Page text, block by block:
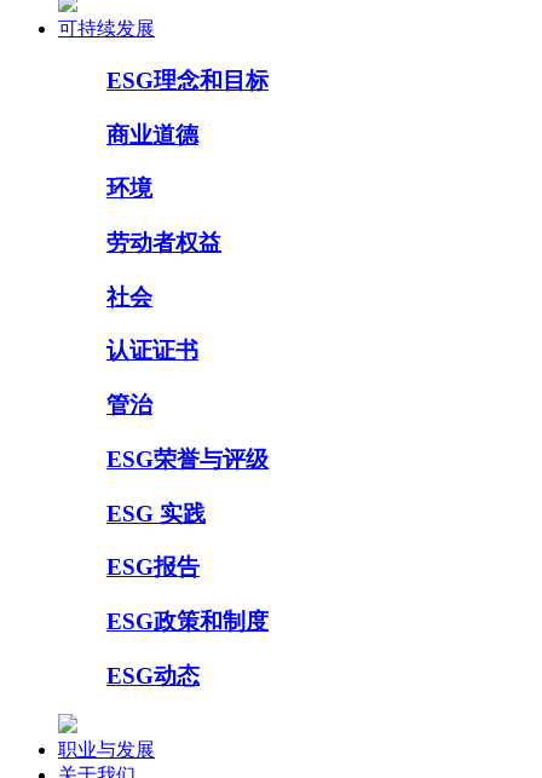
可持续发展
ESG理念和目标
商业道德
环境
劳动者权益
社会
认证证书
管治
ESG荣誉与评级
ESG 实践
ESG报告
ESG政策和制度
ESG动态
职业与发展